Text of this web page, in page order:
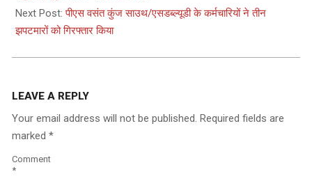
Next Post:पीएस वसंत कुंज साउथ/एसडब्ल्यूडी के कर्मचारियों ने तीन
झपटमारों को गिरफ्तार किया
LEAVE A REPLY
Your email address will not be published. Required fields are
marked *
Comment
*